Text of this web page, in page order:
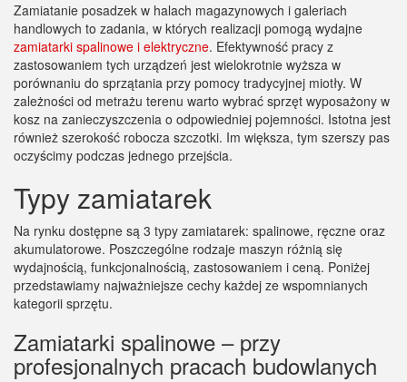
Zamiatanie posadzek w halach magazynowych i galeriach
handlowych to zadania, w których realizacji pomogą wydajne
zamiatarki spalinowe i elektryczne. Efektywność pracy z
zastosowaniem tych urządzeń jest wielokrotnie wyższa w
porównaniu do sprzątania przy pomocy tradycyjnej miotły. W
zależności od metrażu terenu warto wybrać sprzęt wyposażony w
kosz na zanieczyszczenia o odpowiedniej pojemności. Istotna jest
również szerokość robocza szczotki. Im większa, tym szerszy pas
oczyścimy podczas jednego przejścia.
Typy zamiatarek
Na rynku dostępne są 3 typy zamiatarek: spalinowe, ręczne oraz
akumulatorowe. Poszczególne rodzaje maszyn różnią się
wydajnością, funkcjonalnością, zastosowaniem i ceną. Poniżej
przedstawiamy najważniejsze cechy każdej ze wspomnianych
kategorii sprzętu.
Zamiatarki spalinowe – przy
profesjonalnych pracach budowlanych